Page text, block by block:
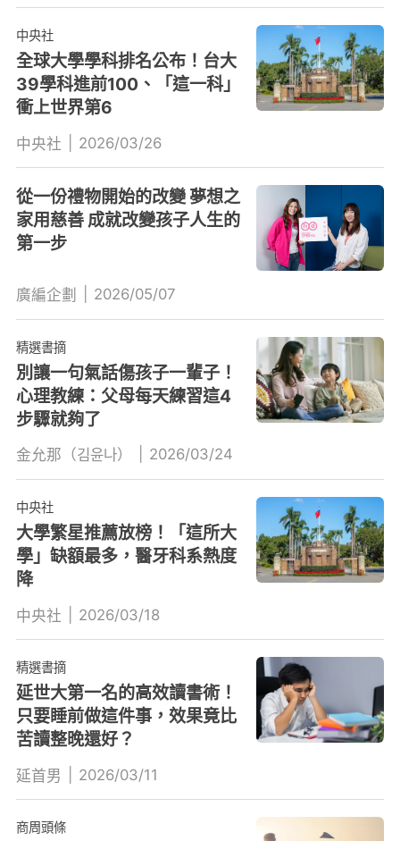
中央社
全球大學學科排名公布！台大
39學科進前100、「這一科」
衝上世界第6
中央社 2026/03/26
從一份禮物開始的改變 夢想之
家用慈善 成就改變孩子人生的
第一步
廣編企劃 2026/05/07
精選書摘
別讓一句氣話傷孩子一輩子！
心理教練：父母每天練習這4
步驟就夠了
金允那（김윤나） 2026/03/24
中央社
大學繁星推薦放榜！「這所大
學」缺額最多，醫牙科系熱度
降
中央社 2026/03/18
精選書摘
延世大第一名的高效讀書術！
只要睡前做這件事，效果竟比
苦讀整晚還好？
延首男 2026/03/11
商周頭條